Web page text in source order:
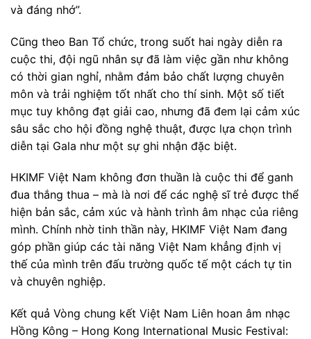
và đáng nhớ”.
Cũng theo Ban Tổ chức, trong suốt hai ngày diễn ra
cuộc thi, đội ngũ nhân sự đã làm việc gần như không
có thời gian nghỉ, nhằm đảm bảo chất lượng chuyên
môn và trải nghiệm tốt nhất cho thí sinh. Một số tiết
mục tuy không đạt giải cao, nhưng đã đem lại cảm xúc
sâu sắc cho hội đồng nghệ thuật, được lựa chọn trình
diễn tại Gala như một sự ghi nhận đặc biệt.
HKIMF Việt Nam không đơn thuần là cuộc thi để ganh
đua thắng thua – mà là nơi để các nghệ sĩ trẻ được thể
hiện bản sắc, cảm xúc và hành trình âm nhạc của riêng
mình. Chính nhờ tinh thần này, HKIMF Việt Nam đang
góp phần giúp các tài năng Việt Nam khẳng định vị
thế của mình trên đấu trường quốc tế một cách tự tin
và chuyên nghiệp.
Kết quả Vòng chung kết Việt Nam Liên hoan âm nhạc
Hồng Kông – Hong Kong International Music Festival: